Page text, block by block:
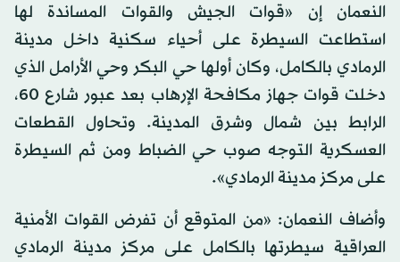
النعمان إن «قوات الجيش والقوات المساندة لها
استطاعت السيطرة على أحياء سكنية داخل مدينة
الرمادي بالكامل، وكان أولها حي البكر وحي الأرامل الذي
دخلت قوات جهاز مكافحة الإرهاب بعد عبور شارع 60،
الرابط بين شمال وشرق المدينة. وتحاول القطعات
العسكرية التوجه صوب حي الضباط ومن ثم السيطرة
على مركز مدينة الرمادي».
وأضاف النعمان: «من المتوقع أن تفرض القوات الأمنية
العراقية سيطرتها بالكامل على مركز مدينة الرمادي